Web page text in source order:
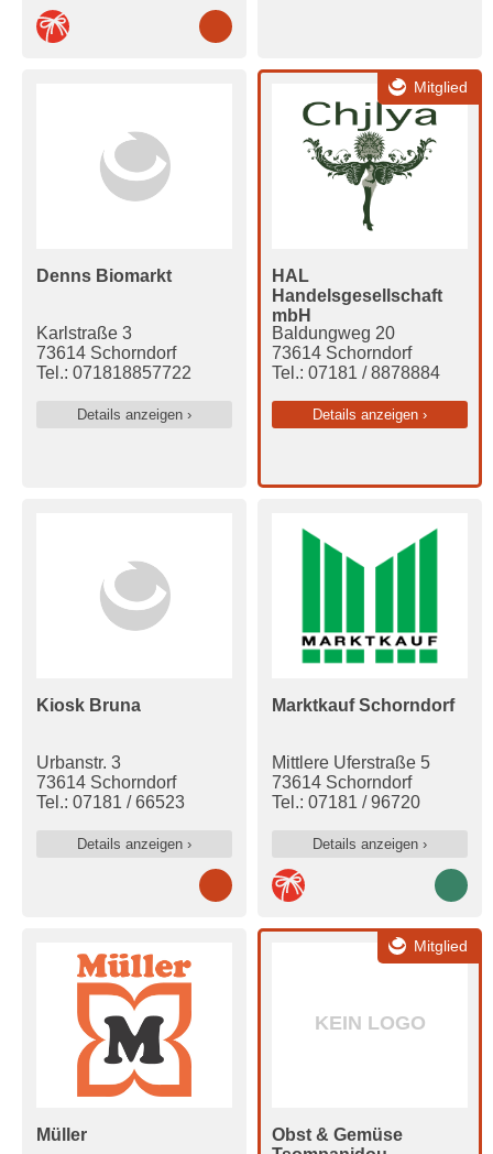
Denns Biomarkt
Karlstraße 3
73614 Schorndorf
Tel.: 071818857722
Details anzeigen ›
Mitglied
HAL
Handelsgesellschaft
mbH
Baldungweg 20
73614 Schorndorf
Tel.: 07181 / 8878884
Details anzeigen ›
Kiosk Bruna
Urbanstr. 3
73614 Schorndorf
Tel.: 07181 / 66523
Details anzeigen ›
Marktkauf Schorndorf
Mittlere Uferstraße 5
73614 Schorndorf
Tel.: 07181 / 96720
Details anzeigen ›
Müller
Mitglied
KEIN LOGO
Obst & Gemüse